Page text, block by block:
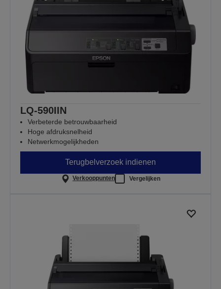
LQ-590IIN
Verbeterde betrouwbaarheid
Hoge afdruksnelheid
Netwerkmogelijkheden
Terugbelverzoek indienen
Verkooppunten Vergelijken